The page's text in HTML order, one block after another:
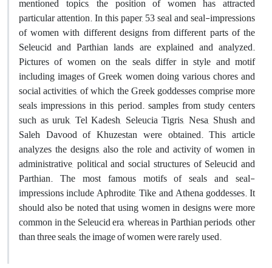
particular attention. In this paper, 53 seal and seal-impressions
of women with different designs from different parts of the
Seleucid and Parthian lands are explained and analyzed.
Pictures of women on the seals differ in style and motif
including images of Greek women doing various chores and
social activities, of which the Greek goddesses comprise more
seals impressions in this period. samples from study centers
such as uruk, Tel Kadesh, Seleucia Tigris, Nesa, Shush and
Saleh Davood of Khuzestan were obtained. This article
analyzes the designs, also the role and activity of women in
administrative, political and social structures of Seleucid and
Parthian. The most famous motifs of seals and seal-
impressions include Aphrodite, Tike and Athena goddesses. It
should also be noted that using women in designs were more
common in the Seleucid era, whereas in Parthian periods, other
than three seals, the image of women were rarely used.